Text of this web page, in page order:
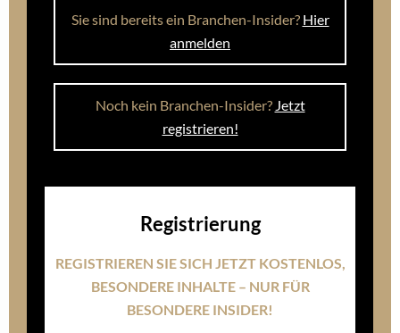
Sie sind bereits ein Branchen-Insider? Hier
anmelden
Noch kein Branchen-Insider? Jetzt
registrieren!
Registrierung
REGISTRIEREN SIE SICH JETZT KOSTENLOS,
BESONDERE INHALTE – NUR FÜR
BESONDERE INSIDER!